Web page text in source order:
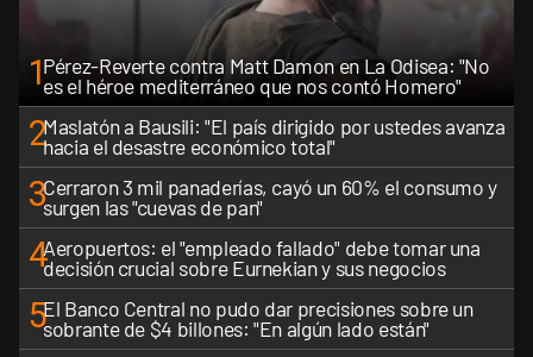
1Pérez-Reverte contra Matt Damon en La Odisea: "No
es el héroe mediterráneo que nos contó Homero"
2Maslatón a Bausili: "El país dirigido por ustedes avanza
hacia el desastre económico total"
3Cerraron 3 mil panaderías, cayó un 60% el consumo y
surgen las "cuevas de pan"
4Aeropuertos: el "empleado fallado" debe tomar una
decisión crucial sobre Eurnekian y sus negocios
5El Banco Central no pudo dar precisiones sobre un
sobrante de $4 billones: "En algún lado están"